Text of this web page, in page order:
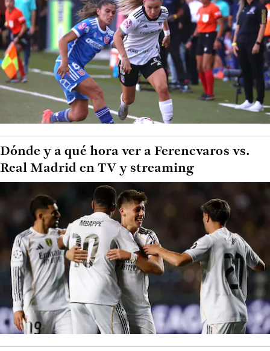
Dónde y a qué hora ver a Ferencvaros vs.
Real Madrid en TV y streaming